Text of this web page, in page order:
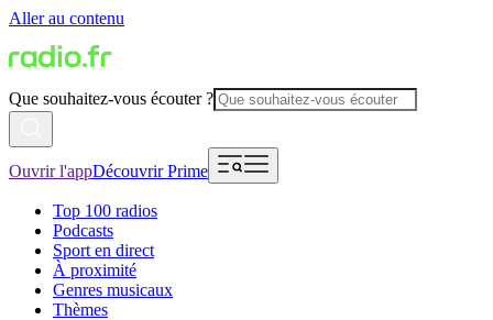
Aller au contenu
Que souhaitez-vous écouter ?
Ouvrir l'appDécouvrir Prime
Top 100 radios
Podcasts
Sport en direct
À proximité
Genres musicaux
Thèmes